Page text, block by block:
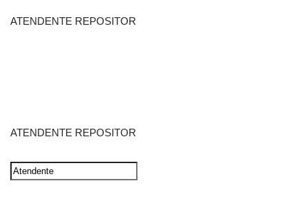
ATENDENTE REPOSITOR
ATENDENTE REPOSITOR